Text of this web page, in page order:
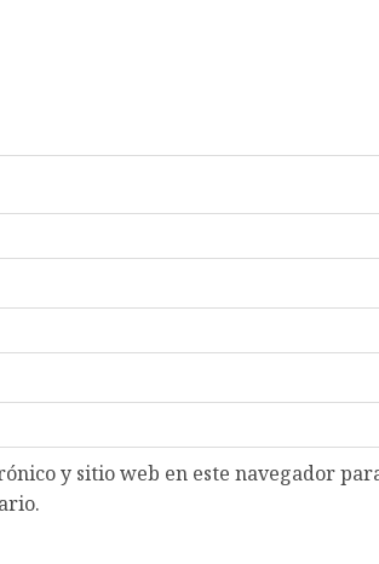
y sitio web en este navegador